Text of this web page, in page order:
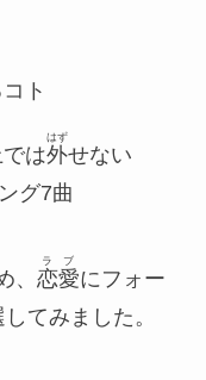
ト
は外
はず
せない
グ7曲
、 恋愛
ラブ
にフォー
てみました。